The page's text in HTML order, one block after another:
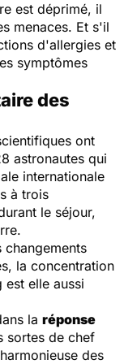
est déprimé, il
menaces. Et s'il
d'allergies et
symptômes
des
ont
astronautes qui
internationale
à trois
le séjour,
changements
la concentration
est elle aussi
la réponse
sortes de chef
des